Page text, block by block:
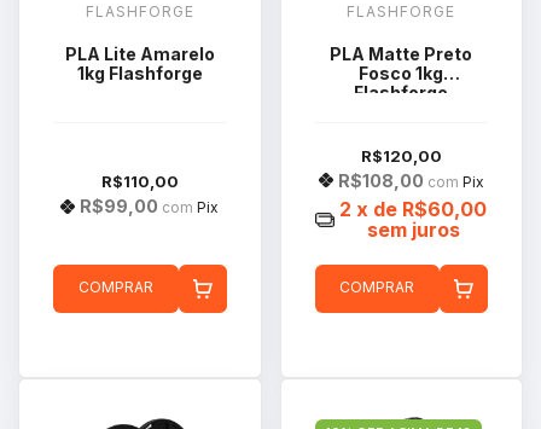
FLASHFORGE
PLA Lite Amarelo
1kg Flashforge
R$110,00
R$99,00 com Pix
COMPRAR
FLASHFORGE
PLA Matte Preto
Fosco 1kg
Flashforge
R$120,00
R$108,00 com Pix
2 x de R$60,00
sem juros
COMPRAR